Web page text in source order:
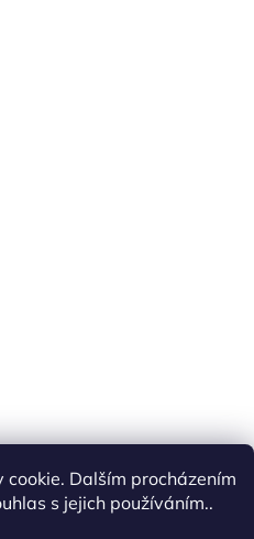
Dalším procházením
s jejich používáním..